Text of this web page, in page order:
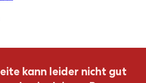
kann leider nicht gut